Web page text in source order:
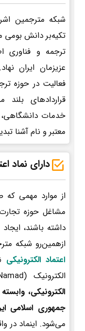
شبکه مترجمین
تکیه‌بر دانش
ترجمه و فناوری
عزیزمان ایران
فعالیت در حوزه
قراردادهای
خدمات دانشگاهی،
معتبر و نام آشنا
دارای نماد
از موارد مهمی
مشاغل حوزه
داشته باشند،
ازهمین‌رو شبکه
اعتماد الکترونیکی
الکترونیک (E-Namad) توسط م
الکترونیکی،
جمهوری اسلامی
می‌شود. اینماد در